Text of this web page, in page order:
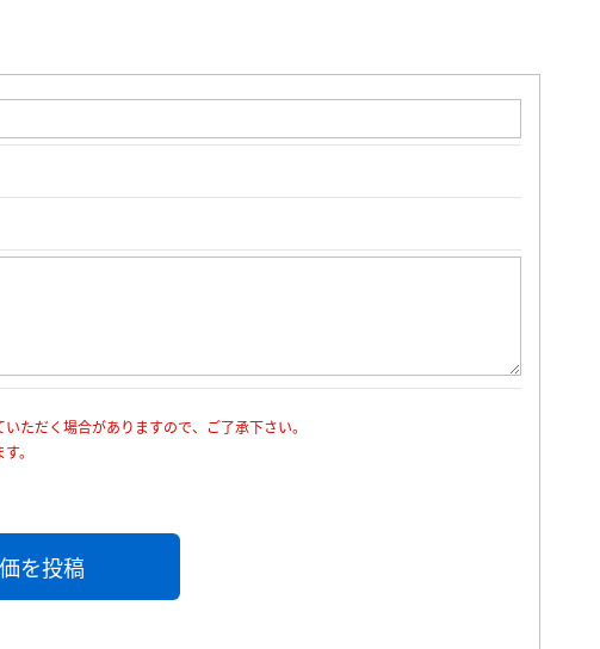
ただく場合がありますので、ご了承下さい。
。
を投稿